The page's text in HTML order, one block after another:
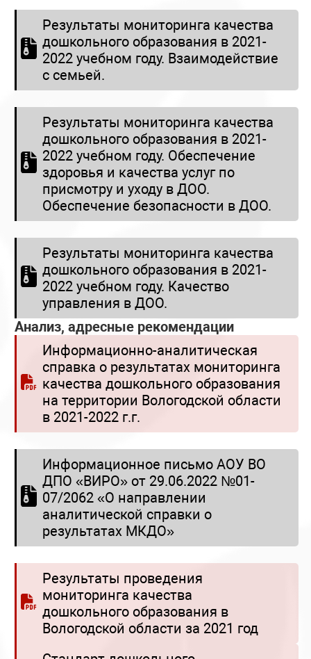
Результаты мониторинга качества
дошкольного образования в 2021-
2022 учебном году. Взаимодействие
с семьей.
Результаты мониторинга качества
дошкольного образования в 2021-
2022 учебном году. Обеспечение
здоровья и качества услуг по
присмотру и уходу в ДОО.
Обеспечение безопасности в ДОО.
Результаты мониторинга качества
дошкольного образования в 2021-
2022 учебном году. Качество
управления в ДОО.
Анализ, адресные рекомендации
Информационно-аналитическая
справка о результатах мониторинга
качества дошкольного образования
на территории Вологодской области
в 2021-2022 г.г.
Информационное письмо АОУ ВО
ДПО «ВИРО» от 29.06.2022 №01-
07/2062 «О направлении
аналитической справки о
результатах МКДО»
Результаты проведения
мониторинга качества
дошкольного образования в
Вологодской области за 2021 год